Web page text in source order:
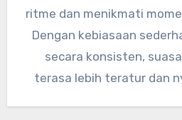
ritme dan menikmati
Dengan kebiasaan
secara konsisten,
terasa lebih teratur dan